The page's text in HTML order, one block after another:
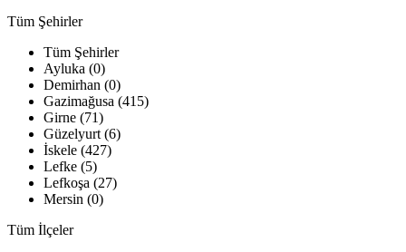
Tüm Şehirler
Tüm Şehirler
Ayluka (0)
Demirhan (0)
Gazimağusa (415)
Girne (71)
Güzelyurt (6)
İskele (427)
Lefke (5)
Lefkoşa (27)
Mersin (0)
Tüm İlçeler